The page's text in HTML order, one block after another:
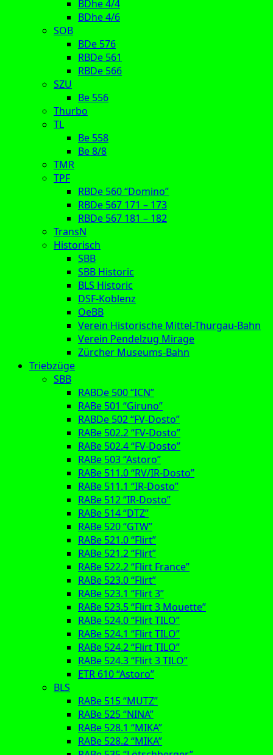
BDhe 4/4
BDhe 4/6
SOB
BDe 576
RBDe 561
RBDe 566
SZU
Be 556
Thurbo
TL
Be 558
Be 8/8
TMR
TPF
RBDe 560 “Domino”
RBDe 567 171 – 173
RBDe 567 181 – 182
TransN
Historisch
SBB
SBB Historic
BLS Historic
DSF-Koblenz
OeBB
Verein Historische Mittel-Thurgau-Bahn
Verein Pendelzug Mirage
Zürcher Museums-Bahn
Triebzüge
SBB
RABDe 500 “ICN”
RABe 501 “Giruno”
RABDe 502 “FV-Dosto”
RABe 502.2 “FV-Dosto”
RABe 502.4 “FV-Dosto”
RABe 503 “Astoro”
RABe 511.0 “RV/IR-Dosto”
RABe 511.1 “IR-Dosto”
RABe 512 “IR-Dosto”
RABe 514 “DTZ”
RABe 520 “GTW”
RABe 521.0 “Flirt”
RABe 521.2 “Flirt”
RABe 522.2 “Flirt France”
RABe 523.0 “Flirt”
RABe 523.1 “Flirt 3”
RABe 523.5 “Flirt 3 Mouette”
RABe 524.0 “Flirt TILO”
RABe 524.1 “Flirt TILO”
RABe 524.2 “Flirt TILO”
RABe 524.3 “Flirt 3 TILO”
ETR 610 “Astoro”
BLS
RABe 515 “MUTZ”
RABe 525 “NINA”
RABe 528.1 “MIKA”
RABe 528.2 “MIKA”